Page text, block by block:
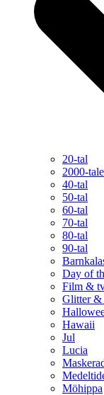
20-tal
2000-
40-tal
50-tal
60-tal
70-tal
80-tal
90-tal
Day of
Film &
Glitter &
Hawaii
Jul
Lucia
Möhippa